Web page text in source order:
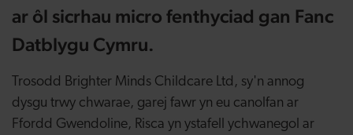
ar ôl sicrhau micro fenthyciad gan Fanc
Datblygu Cymru.
Trosodd Brighter Minds Childcare Ltd, sy'n annog
dysgu trwy chwarae, garej fawr yn eu canolfan ar
Ffordd Gwendoline, Risca yn ystafell ychwanegol ar